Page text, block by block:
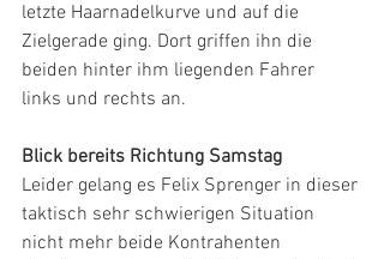
letzte Haarnadelkurve und auf die
Zielgerade ging. Dort griffen ihn die
beiden hinter ihm liegenden Fahrer
links und rechts an.
Blick bereits Richtung Samstag
Leider gelang es Felix Sprenger in dieser
taktisch sehr schwierigen Situation
nicht mehr beide Kontrahenten